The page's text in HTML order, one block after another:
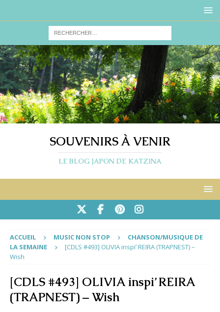
SOUVENIRS À VENIR
LE BLOG JAPON DE KATZINA
ACCUEIL MUSIC NON STOP
CHANSON/MUSIQUE DE
LA SEMAINE
[CDLS #493] OLIVIA inspi’ REIRA (TRAPNEST) –
Wish
[CDLS #493] OLIVIA inspi’ REIRA
(TRAPNEST) – Wish